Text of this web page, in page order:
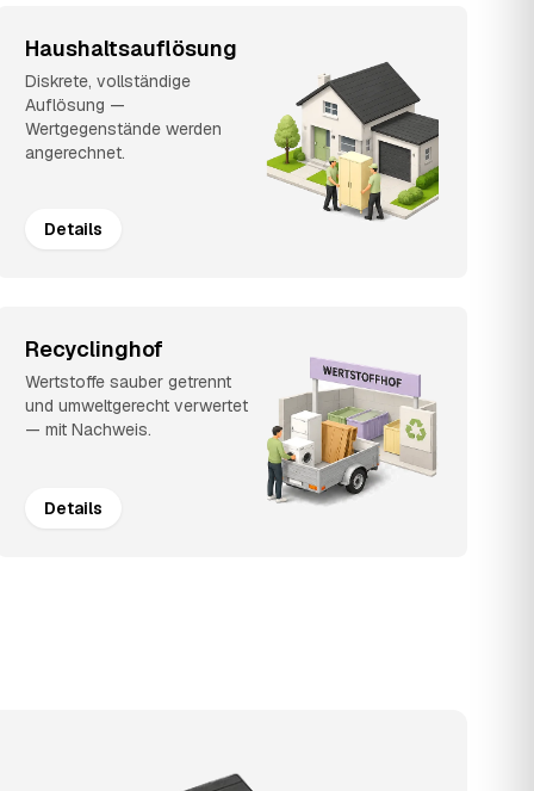
Haushaltsauflösung
Diskrete, vollständige
Auflösung —
Wertgegenstände werden
angerechnet.
Details
Recyclinghof
Wertstoffe sauber getrennt
und umweltgerecht verwertet
— mit Nachweis.
Details